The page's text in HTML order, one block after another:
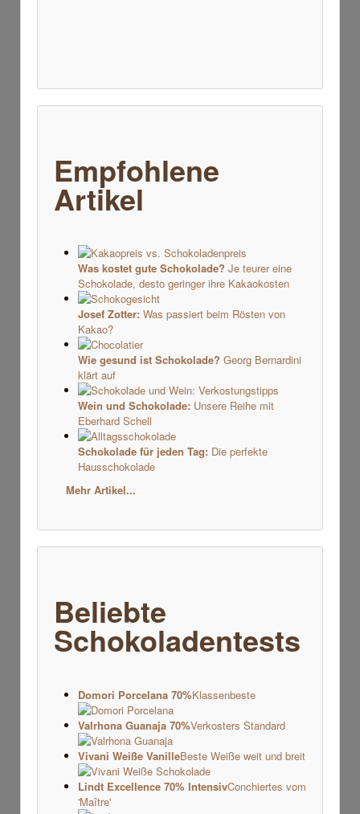
Empfohlene
Artikel
Was kostet gute Schokolade? Je teurer eine
Schokolade, desto geringer ihre Kakaokosten
Josef Zotter:Was passiert beim Rösten von
Kakao?
Wie gesund ist Schokolade? Georg Bernardini
klärt auf
Wein und Schokolade:Unsere Reihe mit
Eberhard Schell
Schokolade für jeden Tag:Die perfekte
Hausschokolade
Mehr Artikel...
Beliebte
Schokoladentests
Domori Porcelana 70%Klassenbeste
Valrhona Guanaja 70%Verkosters Standard
Vivani Weiße VanilleBeste Weiße weit und breit
Lindt Excellence 70% IntensivConchiertes vom
'Maître'